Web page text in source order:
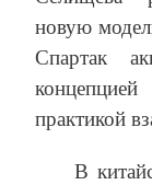
новую
Спартак
практикой
В